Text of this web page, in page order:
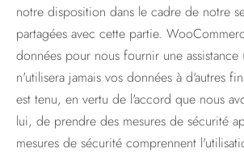
notre disposition dans le cadre de notre
partagées avec cette partie.
données pour nous fournir une
n'utilisera jamais vos données à d'autres
est tenu, en vertu de l'accord que nous
lui, de prendre des mesures de sécurité
mesures de sécurité comprennent